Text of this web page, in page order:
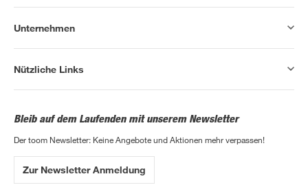
Unternehmen
Nützliche Links
Bleib auf dem Laufenden mit unserem Newsletter
Der toom Newsletter: Keine Angebote und Aktionen mehr verpassen!
Zur Newsletter Anmeldung